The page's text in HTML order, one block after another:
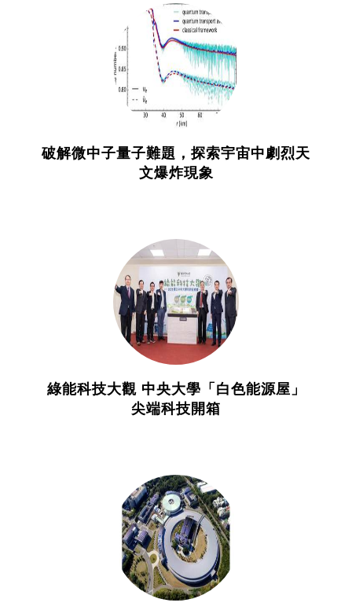
破解微中子量子難題，探索宇宙中劇烈天
文爆炸現象
綠能科技大觀 中央大學「白色能源屋」
尖端科技開箱